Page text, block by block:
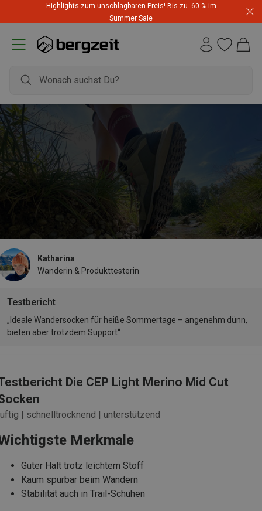
Highlights zum unschlagbaren Preis! Bis zu -60 % im
Summer Sale
Testbericht
Katharina
Wanderin & Produkttesterin
„Ideale Wandersocken für heiße Sommertage – angenehm dünn,
bieten aber trotzdem Support“
Die CEP Light Merino Mid Cut
| schnelltrocknend | unterstützend
Merkmale
Guter Halt trotz leichtem Stoff
Kaum spürbar beim Wandern
Stabilität auch in Trail-Schuhen